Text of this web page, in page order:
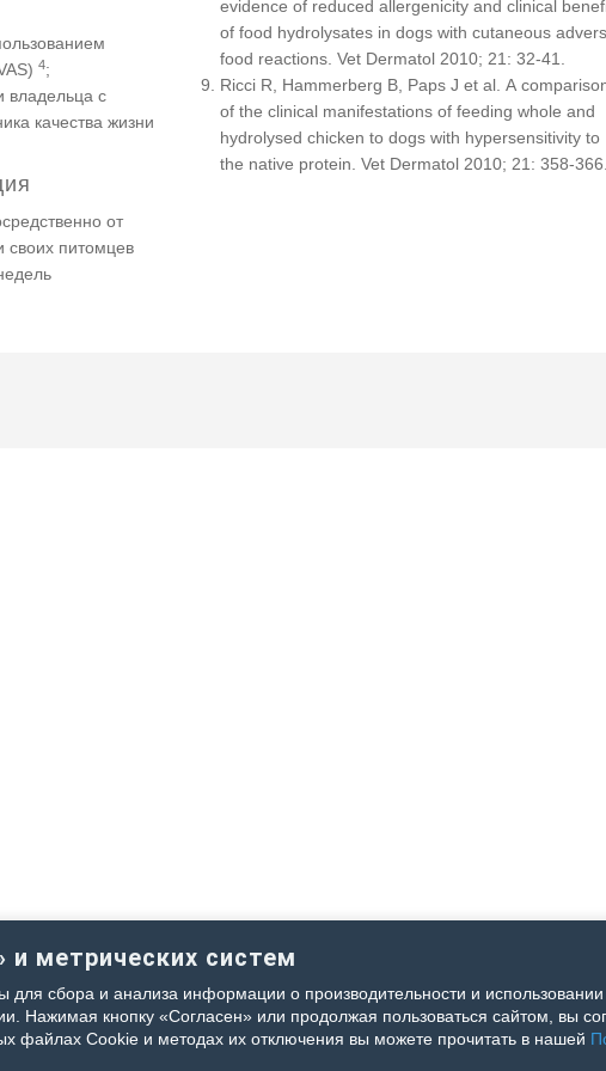
4;
владельца с
качества жизни
от
своих питомцев
evidence of reduced allergenicity and clinical
of food hydrolysates in dogs with cutaneous
food reactions. Vet Dermatol 2010; 21: 32-41.
Ricci R, Hammerberg B, Paps J et al. A
of the clinical manifestations of feeding whole and
hydrolysed chicken to dogs with hypersensitivity to
the native protein. Vet Dermatol 2010; 21: 358-366.
и метрических систем
сбора и анализа информации о производительности и
Нажимая кнопку «Согласен» или продолжая пользоваться сайтом, вы
файлах Cookie и методах их отключения вы можете прочитать в нашей